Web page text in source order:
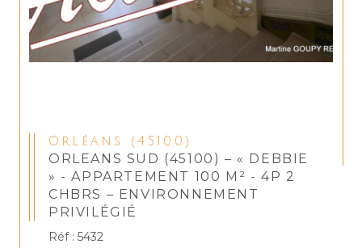
Orléans (45100)
ORLEANS SUD (45100) – « DEBBIE
» - APPARTEMENT 100 M² - 4P 2
CHBRS – ENVIRONNEMENT
PRIVILÉGIÉ
Réf : 5432